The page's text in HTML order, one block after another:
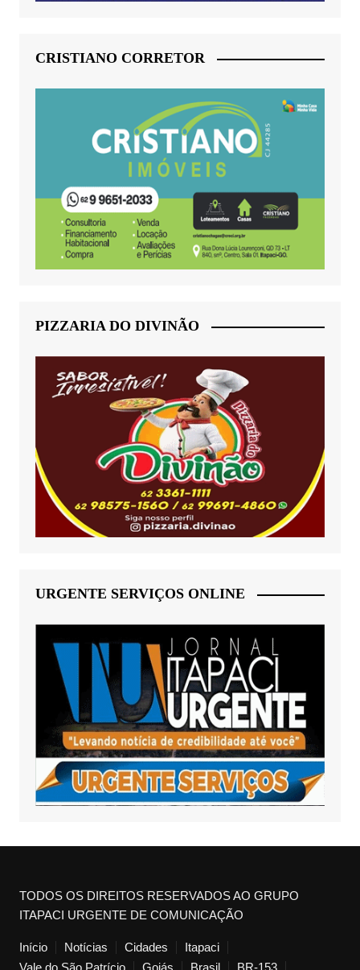
CRISTIANO CORRETOR
PIZZARIA DO DIVINÃO
URGENTE SERVIÇOS ONLINE
TODOS OS DIREITOS RESERVADOS AO GRUPO
ITAPACI URGENTE DE COMUNICAÇÃO
Início Notícias Cidades
Itapaci
Vale do São Patrício
Goiás Brasil BR-153